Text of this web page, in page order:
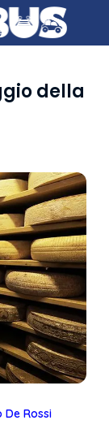
della
De Rossi